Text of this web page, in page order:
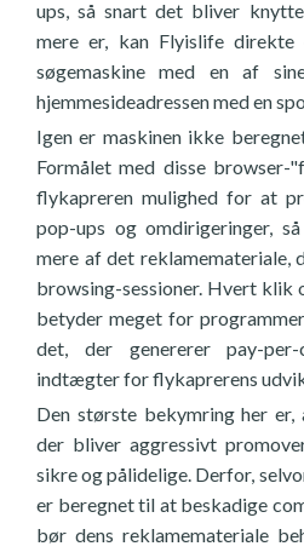
ups, så snart det bliver
mere er, kan Flyislife
søgemaskine med en af
hjemmesideadressen med en
Igen er maskinen ikke
Formålet med disse
flykapreren mulighed for at
pop-ups og omdirigeringer,
mere af det reklamemateriale,
browsing-sessioner. Hvert klik
betyder meget for
det, der genererer pay-
indtægter for flykaprerens
Den største bekymring her er,
der bliver aggressivt
sikre og pålidelige. Derfor,
er beregnet til at beskadige
bør dens reklamemateriale